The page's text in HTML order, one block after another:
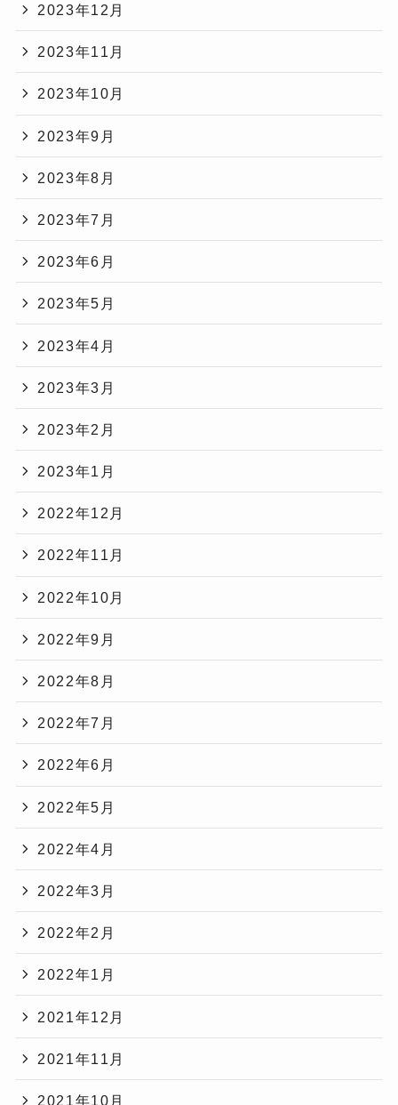
2023年12月
2023年11月
2023年10月
2023年9月
2023年8月
2023年7月
2023年6月
2023年5月
2023年4月
2023年3月
2023年2月
2023年1月
2022年12月
2022年11月
2022年10月
2022年9月
2022年8月
2022年7月
2022年6月
2022年5月
2022年4月
2022年3月
2022年2月
2022年1月
2021年12月
2021年11月
2021年10月